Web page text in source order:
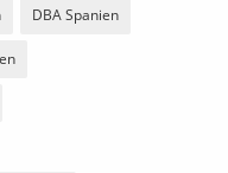
DBA Spanien